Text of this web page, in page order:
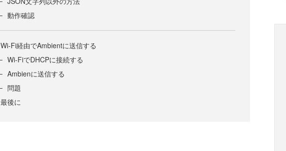
動作確認
Wi-Fi経由でAmbientに送信する
Wi-FiでDHCPに接続する
Ambienに送信する
問題
最後に